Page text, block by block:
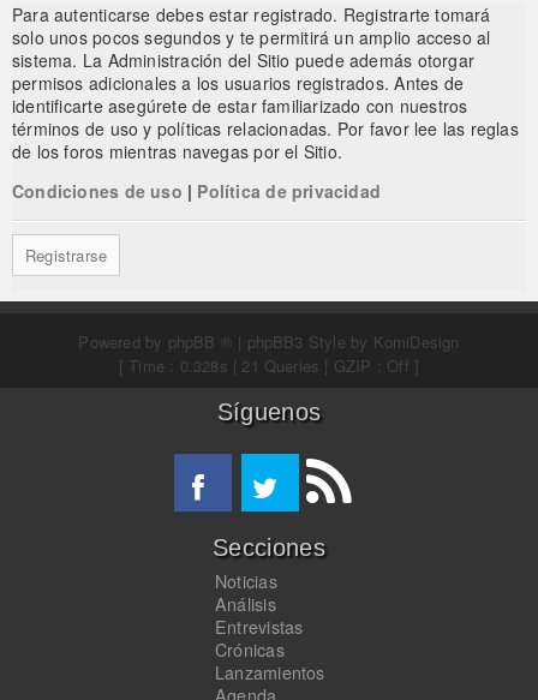
Para autenticarse debes estar registrado. Registrarte tomará
solo unos pocos segundos y te permitirá un amplio acceso al
sistema. La Administración del Sitio puede además otorgar
permisos adicionales a los usuarios registrados. Antes de
identificarte asegúrete de estar familiarizado con nuestros
términos de uso y políticas relacionadas. Por favor lee las reglas
de los foros mientras navegas por el Sitio.
Condiciones de uso | Política de privacidad
Registrarse
Powered by phpBB ® | phpBB3 Style by KomiDesign
[ Time : 0.328s | 21 Queries | GZIP : Off ]
Síguenos
Secciones
Noticias
Análisis
Entrevistas
Crónicas
Lanzamientos
Agenda